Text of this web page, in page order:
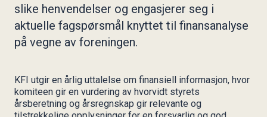
slike henvendelser og engasjerer seg i
aktuelle fagspørsmål knyttet til finansanalyse
på vegne av foreningen.
KFI utgir en årlig uttalelse om finansiell informasjon, hvor
komiteen gir en vurdering av hvorvidt styrets
årsberetning og årsregnskap gir relevante og